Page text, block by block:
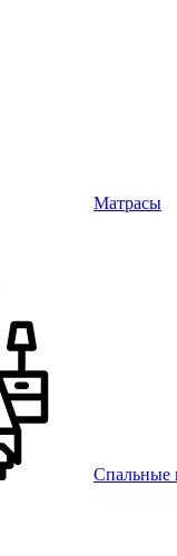
Матрасы
Спальные